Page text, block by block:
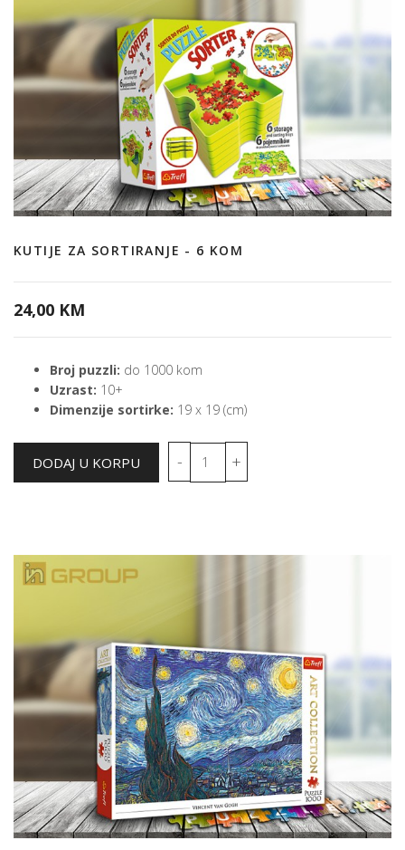
KUTIJE ZA SORTIRANJE - 6 KOM
24,00 KM
Broj puzzli: do 1000 kom
Uzrast: 10+
Dimenzije sortirke: 19 x 19 (cm)